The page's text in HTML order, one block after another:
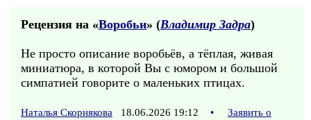
Рецензия на «Воробьи» (Владимир Задра)
Не просто описание воробьёв, а тёплая, живая
миниатюра, в которой Вы с юмором и большой
симпатией говорите о маленьких птицах.
Наталья Скорнякова 18.06.2026 19:12 •
Заявить о